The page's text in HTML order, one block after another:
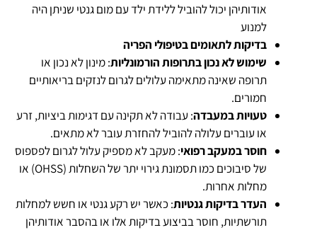
אודותיהן יכול להוביל ללידת ילד עם מום גנטי שניתן היה
למנוע
בדיקות לתאומים בטיפולי הפריה
שימוש לא נכון בתרופות הורמונליות:מינון לא נכון או
תרופה שאינה מתאימה עלולים לגרום לנזקים בריאותיים
חמורים.
טעויות במעבדה:עבודה לא תקינה עם דגימות ביציות, זרע
או עוברים עלולה להוביל להחזרת עובר לא מתאים.
חוסר במעקב רפואי:מעקב לא מספיק עלול לגרום לפספוס
של סיבוכים כמו תסמונת גירוי יתר של השחלות(OHSS)
או
מחלות אחרות.
העדר בדיקות גנטיות: כאשר יש רקע גנטי או חשש למחלות
תורשתיות, חוסר בביצוע בדיקות אלו או בהסבר אודותיהן